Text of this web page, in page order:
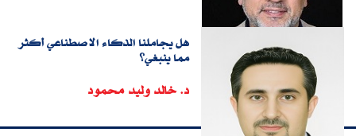
هل يجاملنا الذكاء الاصطناعي أكثر
مما ينبغي؟
د. خالد وليد محمود